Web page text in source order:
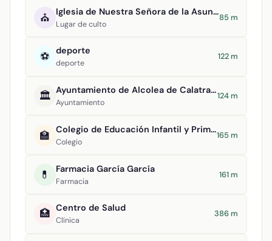
⛪ Iglesia de Nuestra Señora de la Asunción
Lugar de culto
85 m
⚽ deporte
deporte
122 m
🏛️ Ayuntamiento de Alcolea de Calatrava
Ayuntamiento
124 m
🏫 Colegio de Educación Infantil y Primaria Tomasa Gallardo
Colegio
165 m
💊 Farmacia García García
Farmacia
161 m
🏥 Centro de Salud
Clínica
386 m